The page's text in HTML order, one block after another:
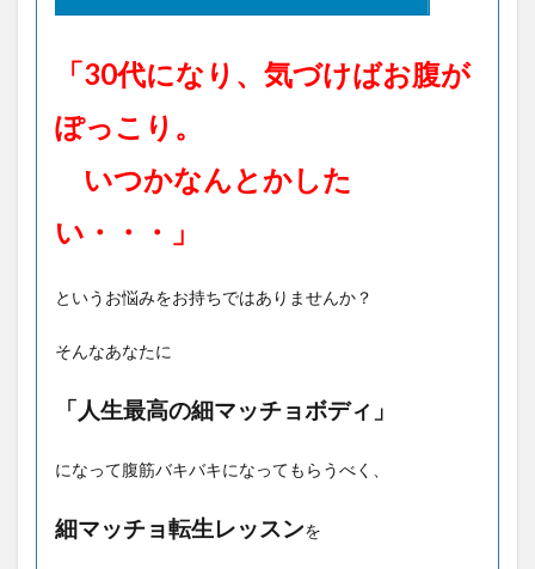
「30代になり、気づけばお腹が
ぽっこり。
いつかなんとかした
い・・・」
というお悩みをお持ちではありませんか？
そんなあなたに
「人生最高の細マッチョボディ」
になって腹筋バキバキになってもらうべく、
細マッチョ転生レッスンを